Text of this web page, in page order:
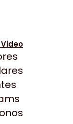
MAX
275HX
Tecno